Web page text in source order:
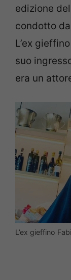
edizione del
condotto
L’ex
suo
era un
L’ex gieffino